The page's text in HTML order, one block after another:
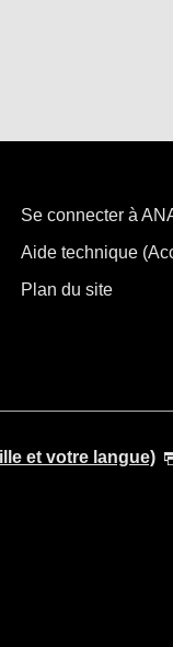
Se connecter à
Aide technique
Plan du site
et votre langue)